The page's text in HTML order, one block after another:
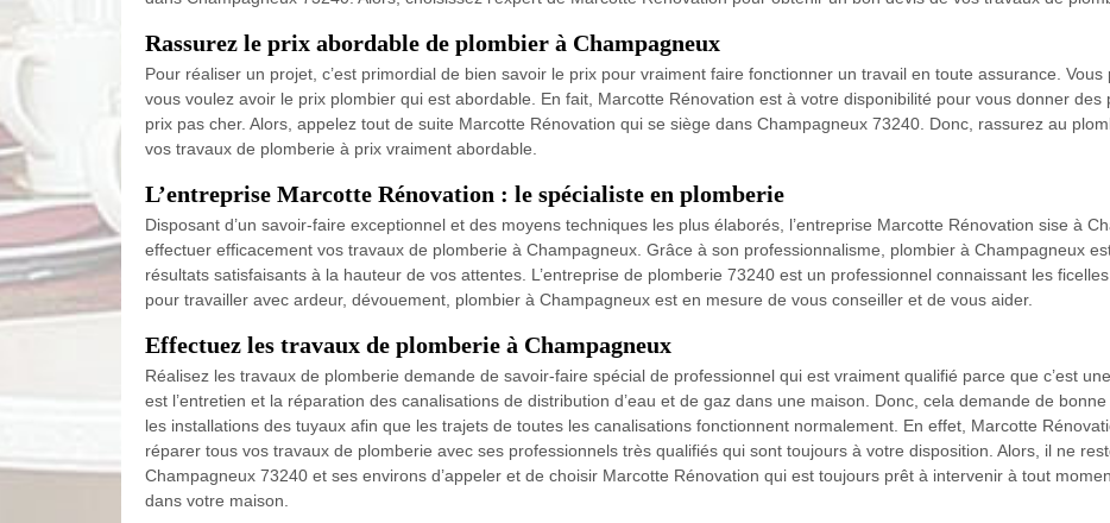
Rassurez le prix abordable de plombier à Champagneux
Pour réaliser un projet, c’est primordial de bien savoir le prix pour vraiment faire fonctionner un travail en toute assurance.
vous voulez avoir le prix plombier qui est abordable. En fait, Marcotte Rénovation est à votre disponibilité pour vous donner
prix pas cher. Alors, appelez tout de suite Marcotte Rénovation qui se siège dans Champagneux 73240. Donc, rassurez au
vos travaux de plomberie à prix vraiment abordable.
L’entreprise Marcotte Rénovation : le spécialiste en plomberie
Disposant d’un savoir-faire exceptionnel et des moyens techniques les plus élaborés, l’entreprise Marcotte Rénovation sise à
effectuer efficacement vos travaux de plomberie à Champagneux. Grâce à son professionnalisme, plombier à Champagneux
résultats satisfaisants à la hauteur de vos attentes. L’entreprise de plomberie 73240 est un professionnel connaissant les
pour travailler avec ardeur, dévouement, plombier à Champagneux est en mesure de vous conseiller et de vous aider.
Effectuez les travaux de plomberie à Champagneux
Réalisez les travaux de plomberie demande de savoir-faire spécial de professionnel qui est vraiment qualifié parce que c’est
est l’entretien et la réparation des canalisations de distribution d’eau et de gaz dans une maison. Donc, cela demande de
les installations des tuyaux afin que les trajets de toutes les canalisations fonctionnent normalement. En effet, Marcotte
réparer tous vos travaux de plomberie avec ses professionnels très qualifiés qui sont toujours à votre disposition. Alors, il ne
Champagneux 73240 et ses environs d’appeler et de choisir Marcotte Rénovation qui est toujours prêt à intervenir à tout
dans votre maison.